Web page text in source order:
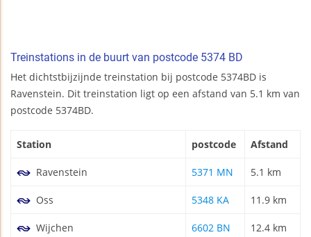
Treinstations in de buurt van postcode 5374 BD
Het dichtstbijzijnde treinstation bij postcode 5374BD is
Ravenstein. Dit treinstation ligt op een afstand van 5.1 km van
postcode 5374BD.
Station postcode Afstand
Ravenstein 5371 MN 5.1 km
Oss 5348 KA 11.9 km
Wijchen 6602 BN 12.4 km